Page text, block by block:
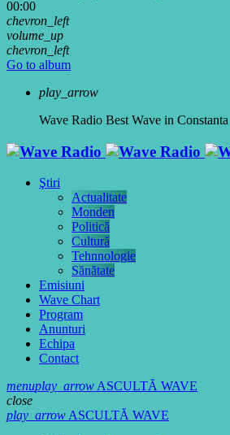
00:00
chevron_left
volume_up
chevron_left
Go to album
play_arrow
Wave Radio Best Wave in Constanta
Ştiri
Actualitate
Monden
Politică
Cultură
Tehnnologie
Sănătate
Emisiuni
Wave Chart
Program
Anunturi
Echipa
Contact
menuplay_arrowASCULTĂ WAVE
close
play_arrowASCULTĂ WAVE